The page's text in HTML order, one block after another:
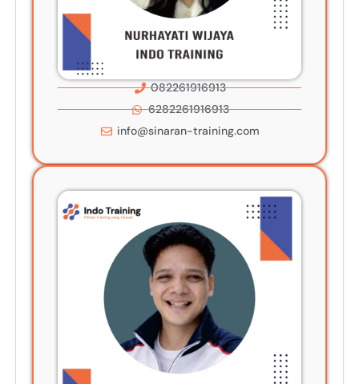
082261916913
6282261916913
info@sinaran-training.com